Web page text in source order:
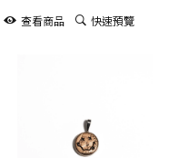
查看商品 快速預覽